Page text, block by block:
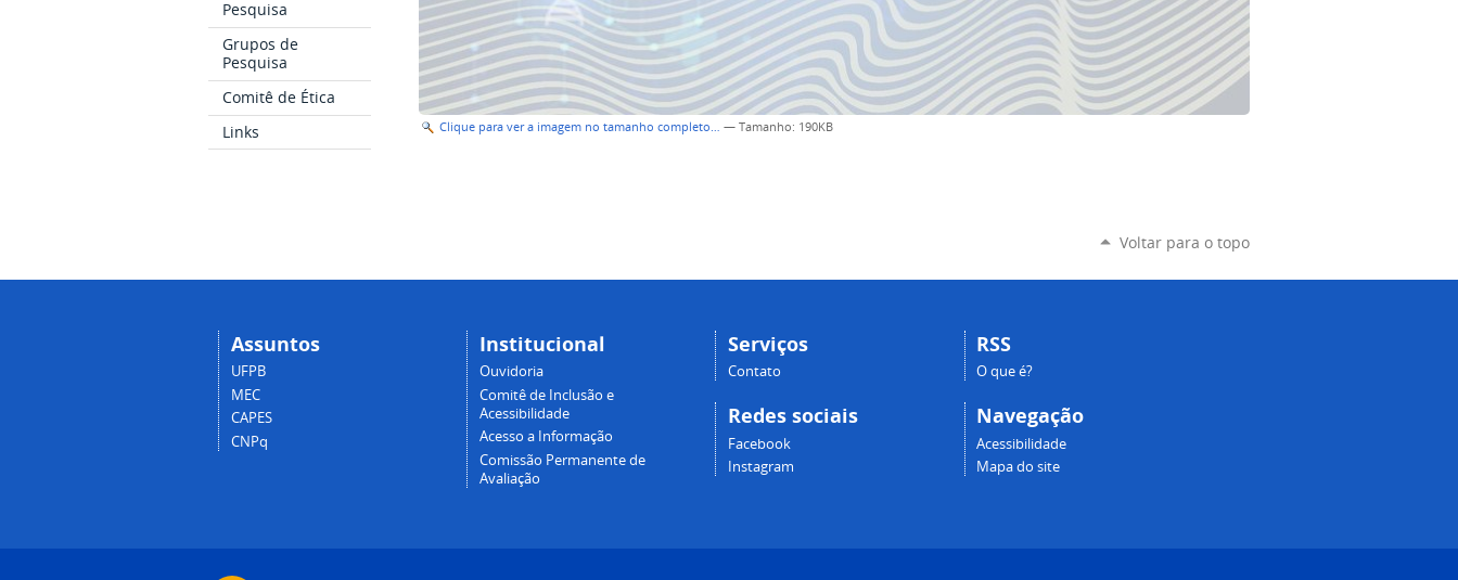
Pesquisa
Grupos de
Pesquisa
Comitê de Ética
Links
Clique para ver a imagem no tamanho completo… —Tamanho: 190KB
Voltar para o topo
Assuntos
UFPB
MEC
CAPES
CNPq
Institucional
Ouvidoria
Comitê de Inclusão e
Acessibilidade
Acesso a Informação
Comissão Permanente de
Avaliação
Serviços
Contato
Redes sociais
Facebook
Instagram
RSS
O que é?
Navegação
Acessibilidade
Mapa do site